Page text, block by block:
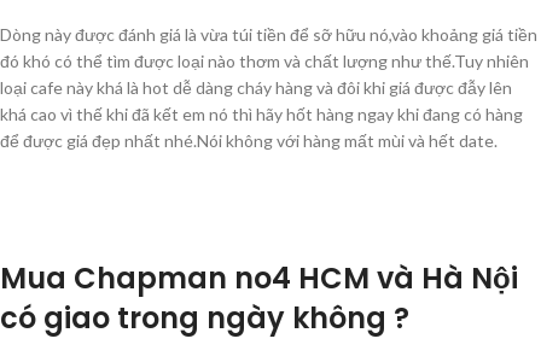
Dòng này được đánh giá là vừa túi tiền để sỡ hữu nó,vào khoảng giá tiền
đó khó có thể tìm được loại nào thơm và chất lượng như thế.Tuy nhiên
loại cafe này khá là hot dễ dàng cháy hàng và đôi khi giá được đẫy lên
khá cao vì thế khi đã kết em nó thì hãy hốt hàng ngay khi đang có hàng
để được giá đẹp nhất nhé.Nói không với hàng mất mùi và hết date.
Mua Chapman no4 HCM và Hà Nội
có giao trong ngày không ?